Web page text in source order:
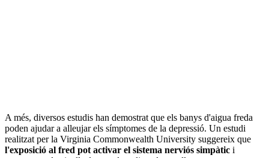
A més, diversos estudis han demostrat que els banys d'aigua freda
poden ajudar a alleujar els símptomes de la depressió. Un estudi
realitzat per la Virginia Commonwealth University suggereix que
l'exposició al fred pot activar el sistema nerviós simpàtic i